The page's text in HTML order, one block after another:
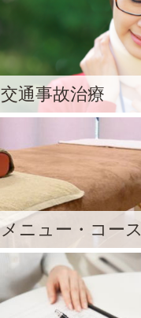
交通事故治療
メニュー・コース